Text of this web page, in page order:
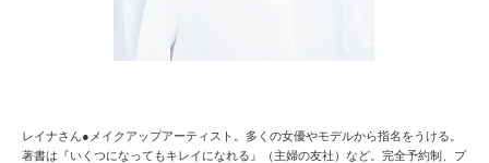
レイナさん●メイクアップアーティスト。多くの女優やモデルから指名をうける。
著書は『いくつになってもキレイになれる』（主婦の友社）など。完全予約制、プ